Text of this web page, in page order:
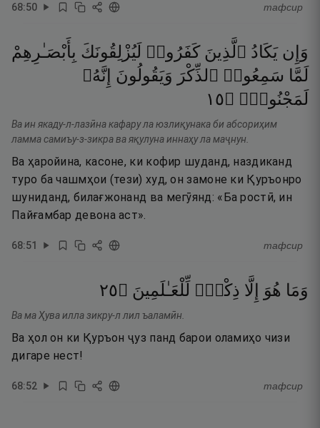
68:50 тафсир
وَإِن يَكَادُ ٱلَّذِينَ كَفَرُوا۟ لَيُزْلِقُونَكَ بِأَبْصَـٰرِهِمْ
لَمَّا سَمِعُوا۟ ٱلذِّكْرَ وَيَقُولُونَ إِنَّهُۥ
لَمَجْنُونٌۭ ۝٥١
Ва ин якаду-л-лазӣна кафару ла юзлиқунака би абсориҳим
ламма самиъу-з-зикра ва яқулуна иннаҳу ла маҷнун.
Ва ҳаройина, касоне, ки кофир шуданд, наздиканд
туро ба чашмҳои (тези) худ, он замоне ки Қуръонро
шуниданд, билағжонанд ва мегӯянд: «Ба ростӣ, ин
Пайғамбар девона аст».
68:51 тафсир
وَمَا هُوَ إِلَّا ذِكْرٌۭ لِّلْعَـٰلَمِينَ ۝٥٢
Ва ма Ҳува илла зикру-л лил ъаламӣн.
Ва ҳол он ки Қуръон ҷуз панд барои оламиҳо чизи
дигаре нест!
68:52 тафсир